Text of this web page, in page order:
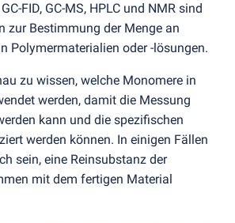
FID, GC-MS, HPLC und NMR sind
zur Bestimmung der Menge an
Polymermaterialien oder -lösungen.
zu wissen, welche Monomere in
werden, damit die Messung
kann und die spezifischen
werden können. In einigen Fällen
sein, eine Reinsubstanz der
mit dem fertigen Material